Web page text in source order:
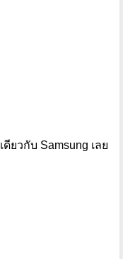
ยวกับ Samsung เลย